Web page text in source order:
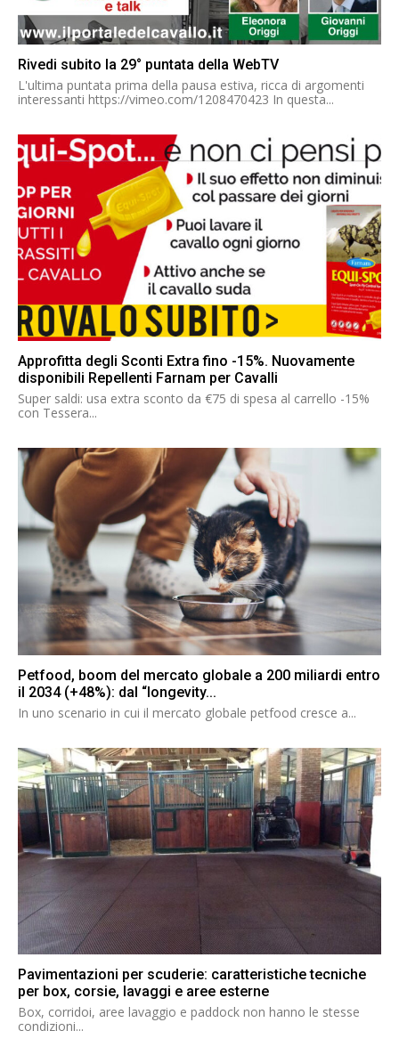
Rivedi subito la 29° puntata della WebTV
L'ultima puntata prima della pausa estiva, ricca di argomenti
interessanti https://vimeo.com/1208470423 In questa...
Approfitta degli Sconti Extra fino -15%. Nuovamente
disponibili Repellenti Farnam per Cavalli
Super saldi: usa extra sconto da €75 di spesa al carrello -15%
con Tessera...
Petfood, boom del mercato globale a 200 miliardi entro
il 2034 (+48%): dal “longevity...
In uno scenario in cui il mercato globale petfood cresce a...
Pavimentazioni per scuderie: caratteristiche tecniche
per box, corsie, lavaggi e aree esterne
Box, corridoi, aree lavaggio e paddock non hanno le stesse
condizioni...